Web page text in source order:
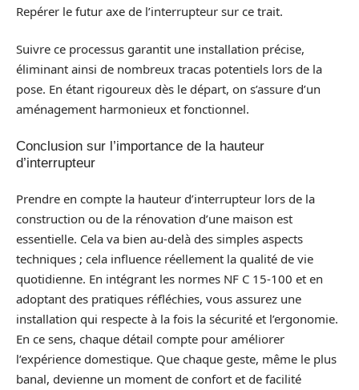
Repérer le futur axe de l’interrupteur sur ce trait.
Suivre ce processus garantit une installation précise,
éliminant ainsi de nombreux tracas potentiels lors de la
pose. En étant rigoureux dès le départ, on s’assure d’un
aménagement harmonieux et fonctionnel.
Conclusion sur l’importance de la hauteur
d’interrupteur
Prendre en compte la hauteur d’interrupteur lors de la
construction ou de la rénovation d’une maison est
essentielle. Cela va bien au-delà des simples aspects
techniques ; cela influence réellement la qualité de vie
quotidienne. En intégrant les normes NF C 15-100 et en
adoptant des pratiques réfléchies, vous assurez une
installation qui respecte à la fois la sécurité et l’ergonomie.
En ce sens, chaque détail compte pour améliorer
l’expérience domestique. Que chaque geste, même le plus
banal, devienne un moment de confort et de facilité